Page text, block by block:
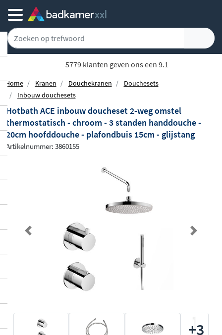
5779 klanten geven ons een 9.1
Home Kranen Douchekranen
Douchesets
Inbouw douchesets
Hotbath ACE inbouw doucheset 2-weg omstel
thermostatisch - chroom - 3 standen handdouche -
20cm hoofddouche - plafondbuis 15cm - glijstang
Artikelnummer: 3860155
Previous Next
+3